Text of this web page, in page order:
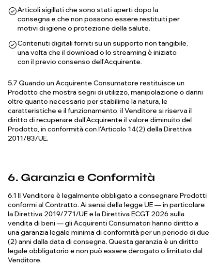
Articoli sigillati che sono stati aperti dopo la
consegna e che non possono essere restituiti per
motivi di igiene o protezione della salute.
Contenuti digitali forniti su un supporto non tangibile,
una volta che il download o lo streaming è iniziato
con il previo consenso dell'Acquirente.
5.7 Quando un Acquirente Consumatore restituisce un
Prodotto che mostra segni di utilizzo, manipolazione o danni
oltre quanto necessario per stabilirne la natura, le
caratteristiche e il funzionamento, il Venditore si riserva il
diritto di recuperare dall'Acquirente il valore diminuito del
Prodotto, in conformità con l'Articolo 14(2) della Direttiva
2011/83/UE.
6. Garanzia e Conformità
6.1 Il Venditore è legalmente obbligato a consegnare Prodotti
conformi al Contratto. Ai sensi della legge UE — in particolare
la Direttiva 2019/771/UE e la Direttiva ECGT 2026 sulla
vendita di beni — gli Acquirenti Consumatori hanno diritto a
una garanzia legale minima di conformità per un periodo di due
(2) anni dalla data di consegna. Questa garanzia è un diritto
legale obbligatorio e non può essere derogato o limitato dal
Venditore.